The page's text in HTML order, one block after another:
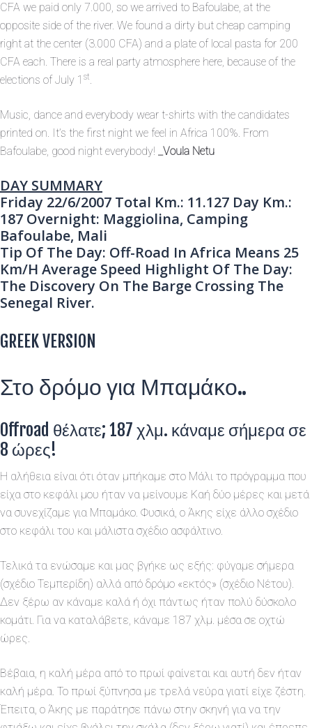
CFA we paid only 7.000, so we arrived to Bafoulabe, at the
opposite side of the river. We found a dirty but cheap camping
right at the center (3.000 CFA) and a plate of local pasta for 200
CFA each. There is a real party atmosphere here, because of the
elections of July 1 st.
Music, dance and everybody wear t-shirts with the candidates
printed on. It’s the first night we feel in Africa 100%. From
Bafoulabe, good night everybody! _Voula Netu
DAY SUMMARY
Friday 22/6/2007 Total Km.: 11.127 Day Km.:
187 Overnight: Maggiolina, Camping
Bafoulabe, Mali
Tip Of The Day: Off-Road In Africa Means 25
Km/h Average Speed Highlight Of The Day:
The Discovery On The Barge Crossing The
Senegal River.
GREEK VERSION
Στο δρόμο για Μπαμάκο..
Offroad θέλατε; 187 χλμ. κάναμε σήμερα σε
8 ώρες!
Η αλήθεια είναι ότι όταν μπήκαμε στο Μάλι το πρόγραμμα που
είχα στο κεφάλι μου ήταν να μείνουμε Καή δύο μέρες και μετά
να συνεχίζαμε για Μπαμάκο. Φυσικά, ο Άκης είχε άλλο σχέδιο
στο κεφάλι του και μάλιστα σχέδιο ασφάλτινο.
Τελικά τα ενώσαμε και μας βγήκε ως εξής: φύγαμε σήμερα
(σχέδιο Τεμπερίδη) αλλά από δρόμο «εκτός» (σχέδιο Νέτου).
Δεν ξέρω αν κάναμε καλά ή όχι πάντως ήταν πολύ δύσκολο
κομάτι. Για να καταλάβετε, κάναμε 187 χλμ. μέσα σε οχτώ
ώρες.
Βέβαια, η καλή μέρα από το πρωί φαίνεται και αυτή δεν ήταν
καλή μέρα. Το πρωί ξύπνησα με τρελά νεύρα γιατί είχε ζέστη.
Έπειτα, ο Άκης με παράτησε πάνω στην σκηνή για να την